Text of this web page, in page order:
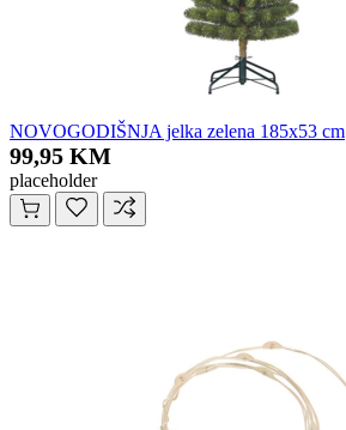
NOVOGODIŠNJA jelka zelena 185x53 cm
99,95 KM
placeholder